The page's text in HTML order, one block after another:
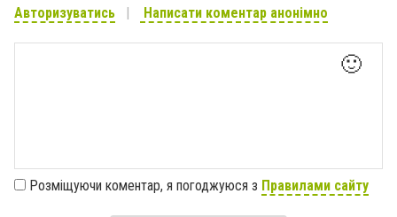
Авторизуватись Написати коментар анонімно
🙂
Розміщуючи коментар, я погоджуюся з Правилами сайту